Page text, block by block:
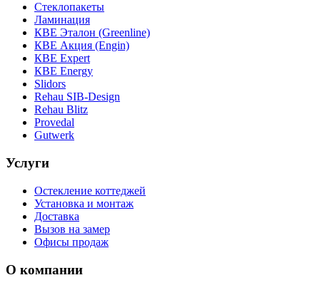
Стеклопакеты
Ламинация
КВЕ Эталон (Greenline)
КВЕ Акция (Engin)
КВЕ Expert
КВЕ Energy
Slidors
Rehau SIB-Design
Rehau Blitz
Provedal
Gutwerk
Услуги
Остекление коттеджей
Установка и монтаж
Доставка
Вызов на замер
Офисы продаж
О компании